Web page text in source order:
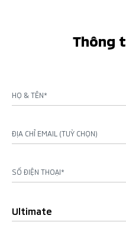
Thông
HỌ & TÊN*
ĐỊA CHỈ EMAIL (TUỲ CHỌN)
SỐ ĐIỆN THOẠI*
Ultimate